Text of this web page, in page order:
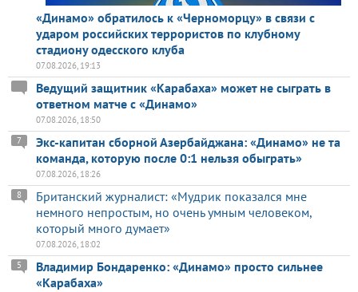
«Динамо» обратилось к «Черноморцу» в связи с
ударом российских террористов по клубному
стадиону одесского клуба
07.08.2026, 19:13
Ведущий защитник «Карабаха» может не сыграть в
ответном матче с «Динамо»
07.08.2026, 18:50
Экс-капитан сборной Азербайджана: «Динамо» не та
команда, которую после 0:1 нельзя обыграть»
7
07.08.2026, 18:26
Британский журналист: «Мудрик показался мне
немного непростым, но очень умным человеком,
который много думает»
8
07.08.2026, 18:02
Владимир Бондаренко: «Динамо» просто сильнее
«Карабаха»
5